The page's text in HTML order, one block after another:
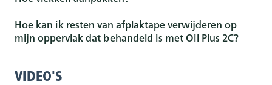
Hoe kan ik resten van afplaktape verwijderen op
mijn oppervlak dat behandeld is met Oil Plus 2C?
VIDEO'S